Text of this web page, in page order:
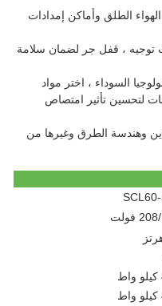
الطلق وأماكن إمدادات
توجيه ، قفل جر لضمان سلامة
السوداء ، اختر مواد
لتحسين تأثير امتصاص
وهندسة الطرق وغيرها من
فولت